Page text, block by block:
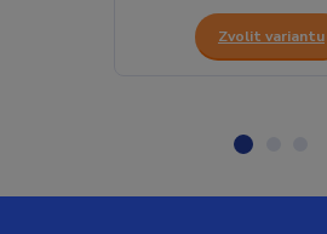
Zvolit variantu